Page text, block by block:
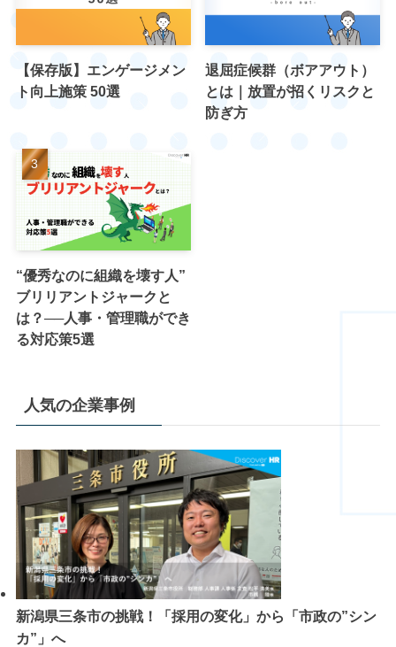
【保存版】エンゲージメン
ト向上施策 50選
退屈症候群（ボアアウト）
とは｜放置が招くリスクと
防ぎ方
“優秀なのに組織を壊す人”
ブリリアントジャークと
は？──人事・管理職ができ
る対応策5選
人気の企業事例
新潟県三条市の挑戦！「採用の変化」から「市政の”シン
カ”」へ